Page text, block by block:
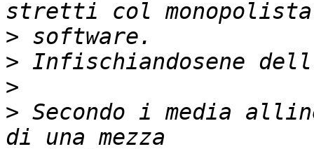
>
>
>
> Secondo i media